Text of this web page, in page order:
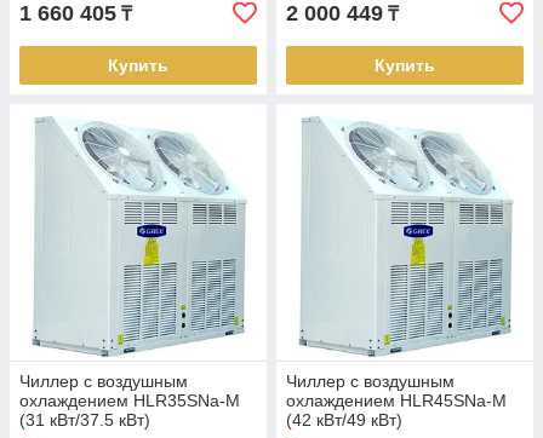
1 660 405 ₸
Купить
2 000 449 ₸
Купить
Чиллер с воздушным
охлаждением HLR35SNa-M
(31 кВт/37.5 кВт)
Чиллер с воздушным
охлаждением HLR45SNa-M
(42 кВт/49 кВт)